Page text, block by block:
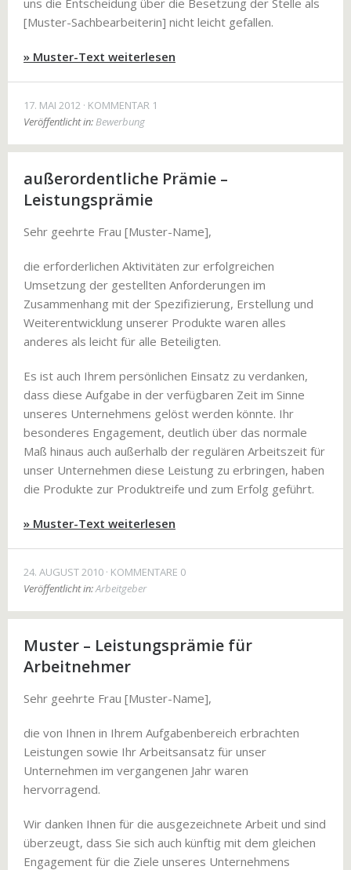
uns die Entscheidung über die Besetzung der Stelle als
[Muster-Sachbearbeiterin] nicht leicht gefallen.
» Muster-Text weiterlesen
17. MAI 2012 KOMMENTAR 1
Veröffentlicht in:Bewerbung
außerordentliche Prämie –
Leistungsprämie
Sehr geehrte Frau [Muster-Name],
die erforderlichen Aktivitäten zur erfolgreichen
Umsetzung der gestellten Anforderungen im
Zusammenhang mit der Spezifizierung, Erstellung und
Weiterentwicklung unserer Produkte waren alles
anderes als leicht für alle Beteiligten.
Es ist auch Ihrem persönlichen Einsatz zu verdanken,
dass diese Aufgabe in der verfügbaren Zeit im Sinne
unseres Unternehmens gelöst werden könnte. Ihr
besonderes Engagement, deutlich über das normale
Maß hinaus auch außerhalb der regulären Arbeitszeit für
unser Unternehmen diese Leistung zu erbringen, haben
die Produkte zur Produktreife und zum Erfolg geführt.
» Muster-Text weiterlesen
24. AUGUST 2010 KOMMENTARE 0
Veröffentlicht in:Arbeitgeber
Muster – Leistungsprämie für
Arbeitnehmer
Sehr geehrte Frau [Muster-Name],
die von Ihnen in Ihrem Aufgabenbereich erbrachten
Leistungen sowie Ihr Arbeitsansatz für unser
Unternehmen im vergangenen Jahr waren
hervorragend.
Wir danken Ihnen für die ausgezeichnete Arbeit und sind
überzeugt, dass Sie sich auch künftig mit dem gleichen
Engagement für die Ziele unseres Unternehmens